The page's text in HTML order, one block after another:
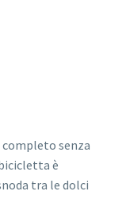
senza
è
tra le dolci